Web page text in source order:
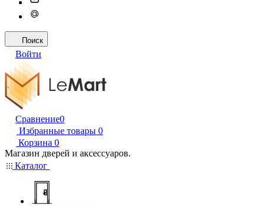
Поиск
Войти
Сравнение0
Избранные товары 0
Корзина 0
Магазин дверей и аксессуаров.
Каталог